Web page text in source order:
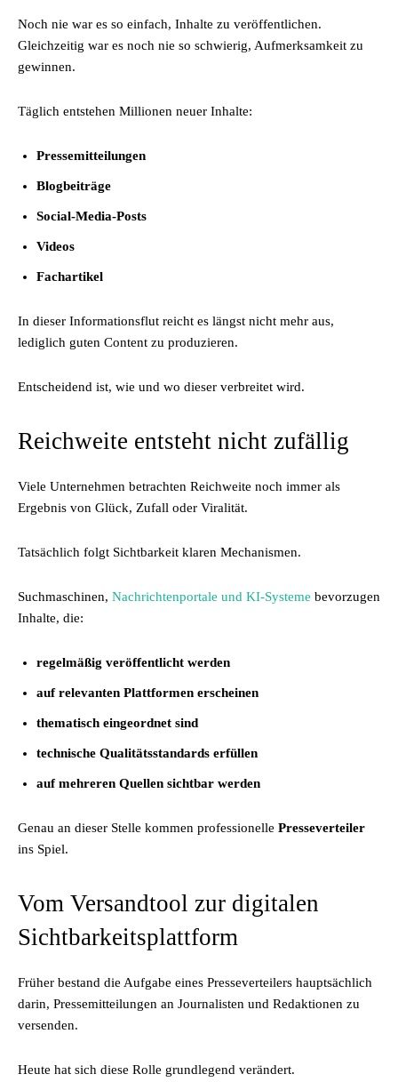
Noch nie war es so einfach, Inhalte zu veröffentlichen.
Gleichzeitig war es noch nie so schwierig, Aufmerksamkeit zu
gewinnen.
Täglich entstehen Millionen neuer Inhalte:
Pressemitteilungen
Blogbeiträge
Social-Media-Posts
Videos
Fachartikel
In dieser Informationsflut reicht es längst nicht mehr aus,
lediglich guten Content zu produzieren.
Entscheidend ist, wie und wo dieser verbreitet wird.
Reichweite entsteht nicht zufällig
Viele Unternehmen betrachten Reichweite noch immer als
Ergebnis von Glück, Zufall oder Viralität.
Tatsächlich folgt Sichtbarkeit klaren Mechanismen.
Suchmaschinen, Nachrichtenportale und KI-Systeme bevorzugen
Inhalte, die:
regelmäßig veröffentlicht werden
auf relevanten Plattformen erscheinen
thematisch eingeordnet sind
technische Qualitätsstandards erfüllen
auf mehreren Quellen sichtbar werden
Genau an dieser Stelle kommen professionelle Presseverteiler
ins Spiel.
Vom Versandtool zur digitalen
Sichtbarkeitsplattform
Früher bestand die Aufgabe eines Presseverteilers hauptsächlich
darin, Pressemitteilungen an Journalisten und Redaktionen zu
versenden.
Heute hat sich diese Rolle grundlegend verändert.